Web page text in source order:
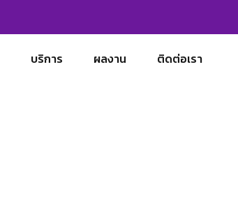
บริการ ผลงาน ติดต่อเรา